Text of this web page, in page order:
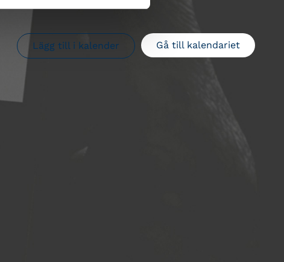
Gå till kalendariet
Lägg till i kalender